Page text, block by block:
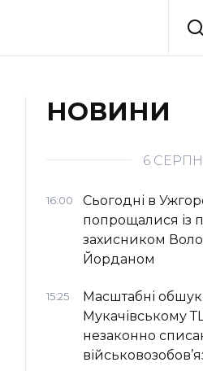
Події
НОВИНИ
6
16:00
Сьогодні в
попрощалися із
захисником
Йорданом
15:25
Масштабні
Мукачівському
незаконно